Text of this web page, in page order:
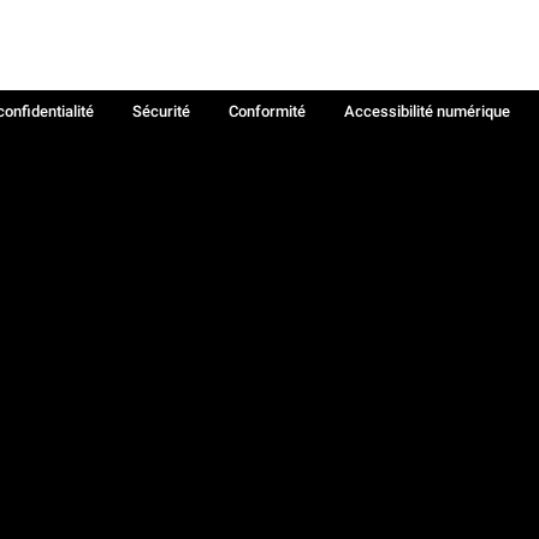
Sécurité Conformité
Accessibilité numérique